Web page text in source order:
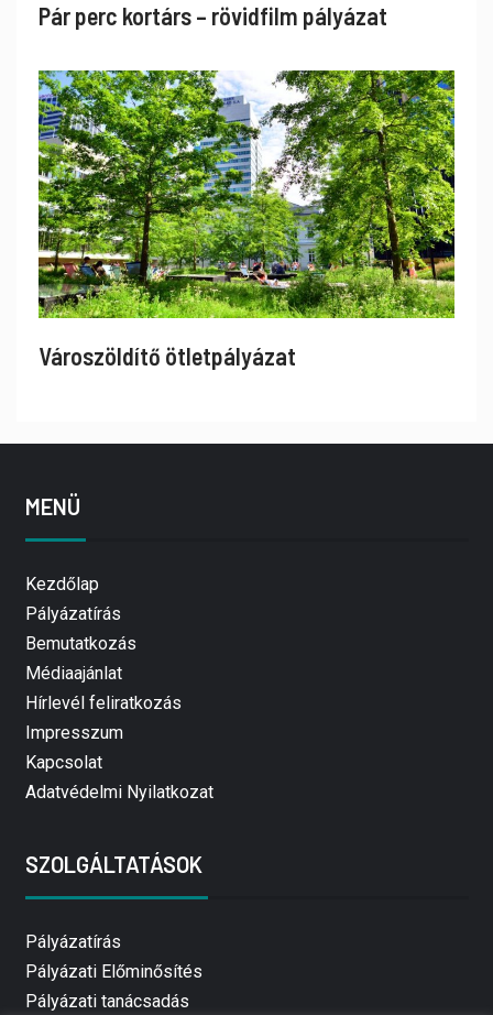
Pár perc kortárs – rövidfilm pályázat
Városzöldítő ötletpályázat
MENÜ
Kezdőlap
Pályázatírás
Bemutatkozás
Médiaajánlat
Hírlevél feliratkozás
Impresszum
Kapcsolat
Adatvédelmi Nyilatkozat
SZOLGÁLTATÁSOK
Pályázatírás
Pályázati Előminősítés
Pályázati tanácsadás